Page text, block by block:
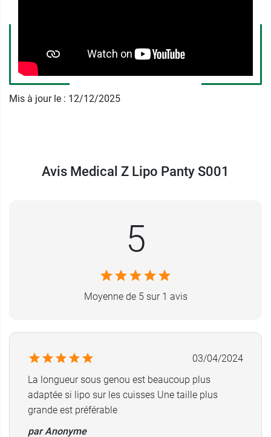
Sans trou, mais avec un revêtement non
compressif au même endroit (BBLXL)
LeLipo Panty EC002 Coolmaxest similaire, mais
Mis à jour le : 12/12/2025
Avis Medical Z Lipo Panty S001
5
Moyenne de 5 sur 1 avis
03/04/2024
La longueur sous genou est beaucoup plus
adaptée si lipo sur les cuisses Une taille plus
grande est préférable
par Anonyme